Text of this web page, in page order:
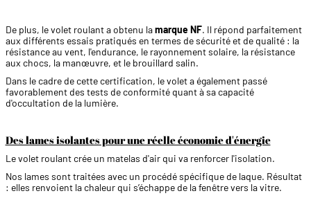
De plus, le volet roulant a obtenu lamarque NF. Il répond parfaitement
aux différents essais pratiqués en termes de sécurité et de qualité : la
résistance au vent, l'endurance, le rayonnement solaire, la résistance
aux chocs, la manœuvre, et le brouillard salin.
Dans le cadre de cette certification, le volet a également passé
favorablement des tests de conformité quant à sa capacité
d'occultation de la lumière.
Des lames isolantes pour une réelle économie d'énergie
Le volet roulant crée un matelas d'air qui va renforcer l'isolation.
Nos lames sont traitées avec un procédé spécifique de laque. Résultat
: elles renvoient la chaleur qui s’échappe de la fenêtre vers la vitre.